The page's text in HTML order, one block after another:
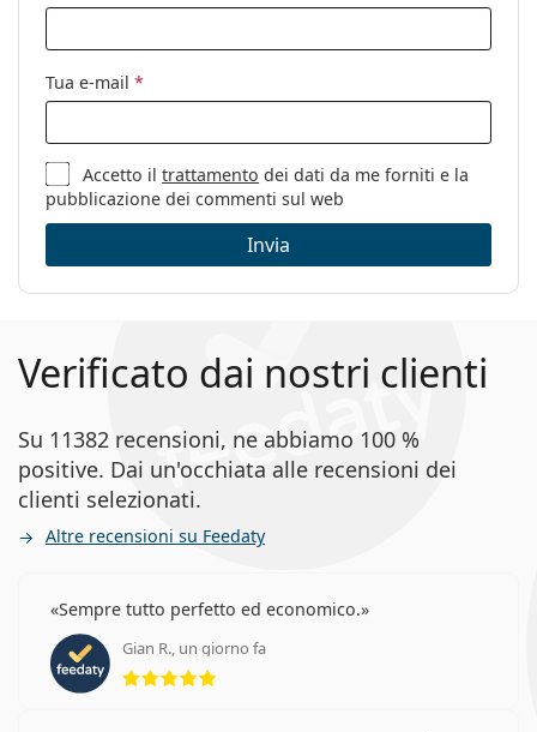
pulizia:
Altro
Sesso:
Uomo
Categorie:
Marca:
Emporio Armani
Codice:
0EA1098 3003 54
Tua e-mail *
Accetto iltrattamento dei dati da me forniti e la
pubblicazione dei commenti sul web
Invia
Verificato dai nostri clienti
Su 11382 recensioni, ne abbiamo 100 %
positive. Dai un'occhiata alle recensioni dei
clienti selezionati.
Altre recensioni su Feedaty
Sempre tutto perfetto ed economico.
Gian R., un giorno fa